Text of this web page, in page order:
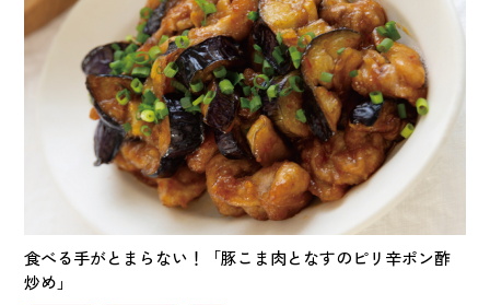
食べる手がとまらない！「豚こま肉となすのピリ辛ポン酢
炒め」